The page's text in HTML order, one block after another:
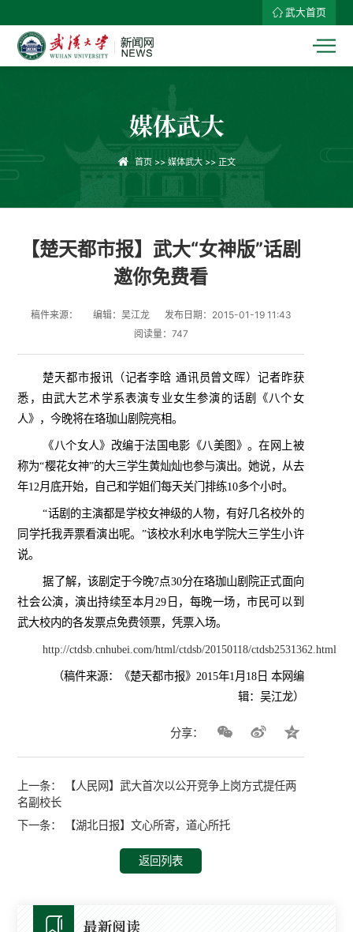
武大首页
媒体武大
首页>>媒体武大>> 正文
【楚天都市报】武大“女神版”话剧
邀你免费看
稿件来源： 编辑：吴江龙
发布日期：2015-01-19 11:43
阅读量： 747
楚天都市报讯（记者李晗 通讯员曾文晖）记者昨获
悉，由武大艺术学系表演专业女生参演的话剧《八个女
人》，今晚将在珞珈山剧院亮相。
《八个女人》改编于法国电影《八美图》。在网上被
称为“樱花女神”的大三学生黄灿灿也参与演出。她说，从去
年12月底开始，自己和学姐们每天关门排练10多个小时。
“话剧的主演都是学校女神级的人物，有好几名校外的
同学托我弄票看演出呢。”该校水利水电学院大三学生小许
说。
据了解，该剧定于今晚7点30分在珞珈山剧院正式面向
社会公演，演出持续至本月 29 日，每晚一场，市民可以到
武大校内的各发票点免费领票，凭票入场。
http://ctdsb.cnhubei.com/html/ctdsb/20150118/ctdsb2531362.html
（稿件来源：《楚天都市报》 2015年1 月 18日 本网编
辑：吴江龙）
分享：
上一条：
【人民网】武大首次以公开竞争上岗方式提任两
名副校长
下一条：
【湖北日报】文心所寄，道心所托
返回列表
最新阅读